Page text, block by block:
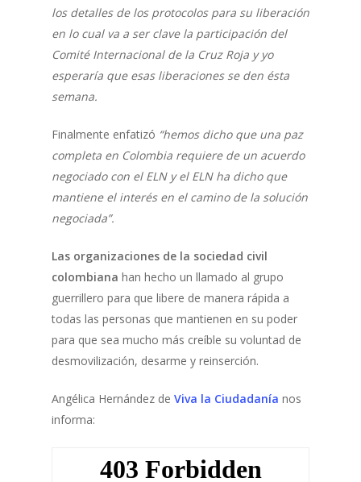
los detalles de los protocolos para su liberación
en lo cual va a ser clave la participación del
Comité Internacional de la Cruz Roja y yo
esperaría que esas liberaciones se den ésta
semana.
Finalmente enfatizó “hemos dicho que una paz
completa en Colombia requiere de un acuerdo
negociado con el ELN y el ELN ha dicho que
mantiene el interés en el camino de la solución
negociada”.
Las organizaciones de la sociedad civil
colombiana han hecho un llamado al grupo
guerrillero para que libere de manera rápida a
todas las personas que mantienen en su poder
para que sea mucho más creíble su voluntad de
desmovilización, desarme y reinserción.
Angélica Hernández de Viva la Ciudadanía nos
informa: